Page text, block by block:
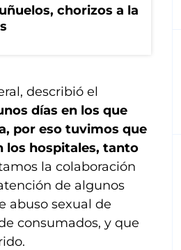
chorizos a la
describió el
días en los que
por eso tuvimos que
los hospitales, tanto
la colaboración
de algunos
abuso sexual de
consumados, y que